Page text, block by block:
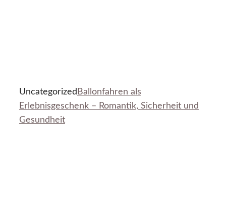
Uncategorized Ballonfahren als
Erlebnisgeschenk – Romantik, Sicherheit und
Gesundheit